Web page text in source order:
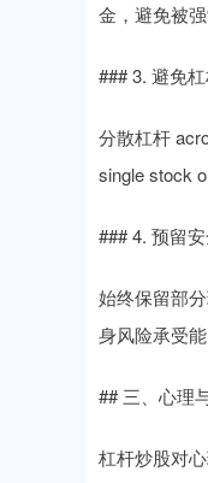
金，避免被强
### 3. 避免
分散杠杆
single stock
### 4. 预留
始终保留部
身风险承受能
## 三、心理
杠杆炒股对